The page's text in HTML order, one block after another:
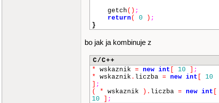
getch () ;
return ( 0 ) ;
}
bo jak ja kombinuje z
C/C++
*
wskaznik = new int 10
;
*
wskaznik . liczba = new int
10
;
(
* wskaznik ) . liczba = new int
10
;